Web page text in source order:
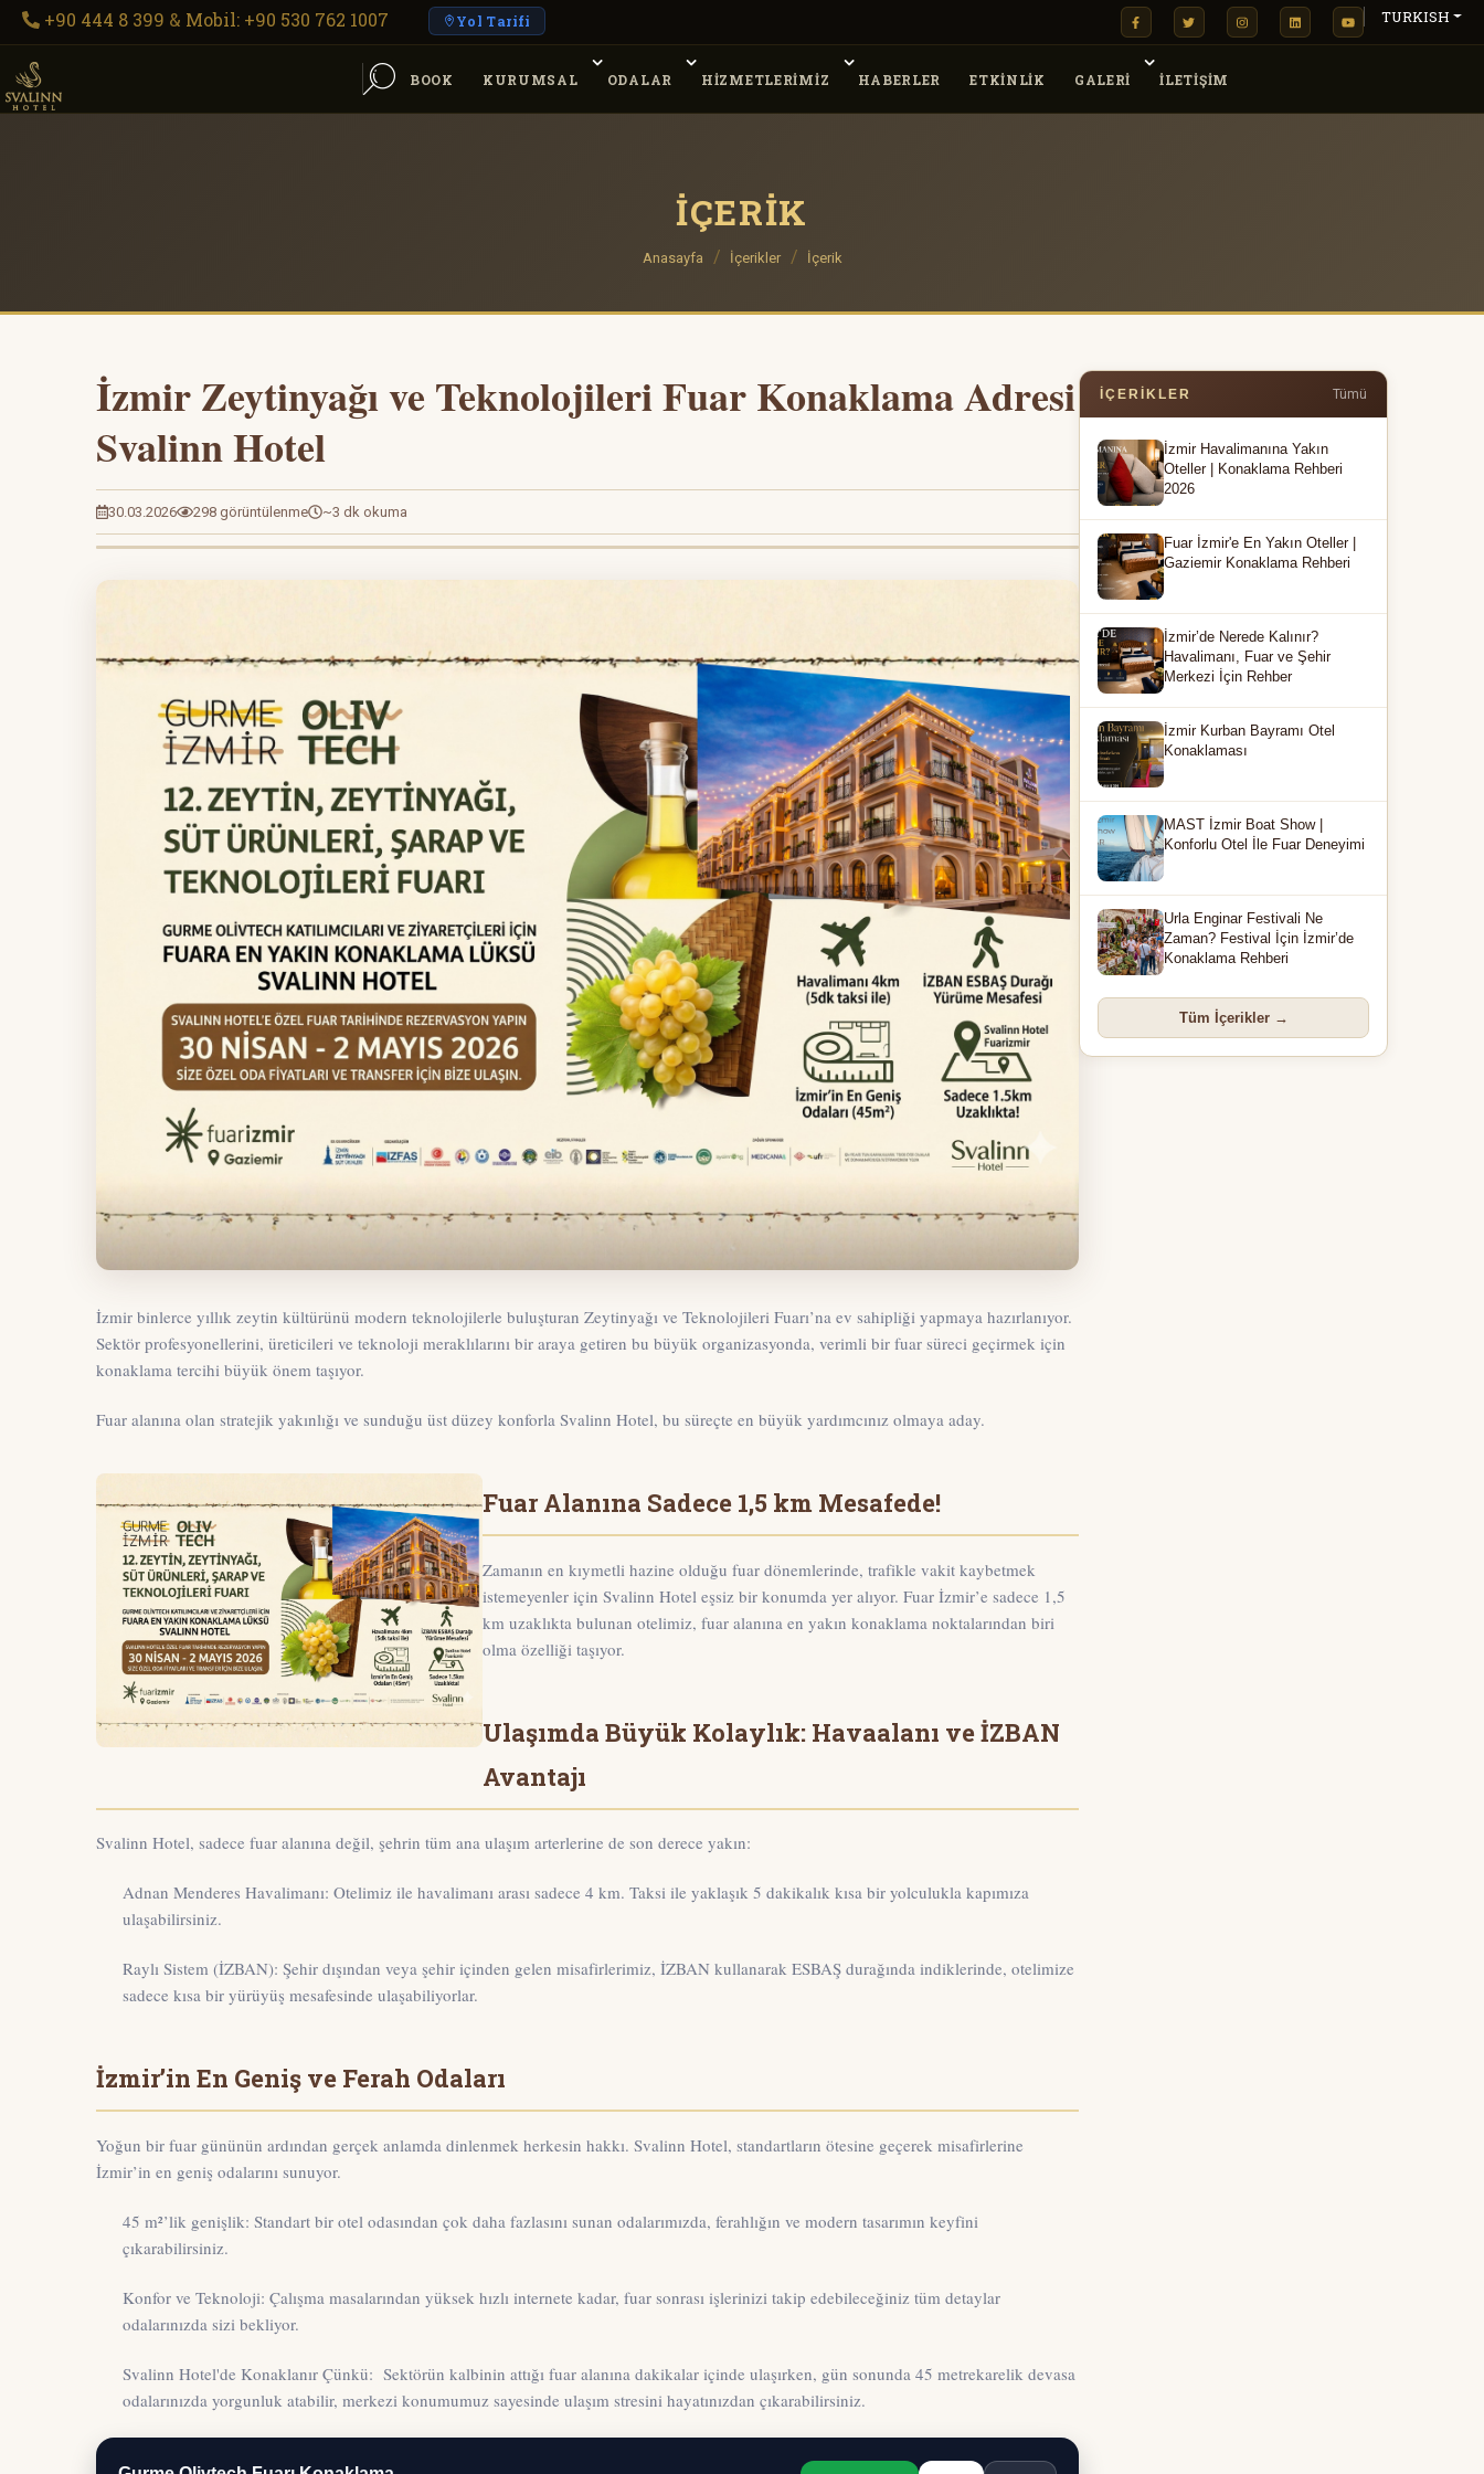
+90 444 8 399 & Mobil: +90 530 762 1007 TURKISH
Yol Tarifi
BOOK KURUMSAL ODALAR HİZMETLERİMİZ HABERLER ETKINLIK GALERİ İLETİŞİM
İÇERIK
Anasayfa İçerikler İçerik
İzmir Zeytinyağı ve Teknolojileri Fuar Konaklama Adresi
Svalinn Hotel
30.03.2026 298 görüntülenme ~3 dk okuma
İzmir binlerce yıllık zeytin kültürünü modern teknolojilerle buluşturan Zeytinyağı ve Teknolojileri Fuarı’na ev sahipliği yapmaya hazırlanıyor.
Sektör profesyonellerini, üreticileri ve teknoloji meraklılarını bir araya getiren bu büyük organizasyonda, verimli bir fuar süreci geçirmek için
konaklama tercihi büyük önem taşıyor.
Fuar alanına olan stratejik yakınlığı ve sunduğu üst düzey konforla Svalinn Hotel, bu süreçte en büyük yardımcınız olmaya aday.
Fuar Alanına Sadece 1,5 km Mesafede!
Zamanın en kıymetli hazine olduğu fuar dönemlerinde, trafikle vakit kaybetmek
istemeyenler için Svalinn Hotel eşsiz bir konumda yer alıyor. Fuar İzmir’e sadece 1,5
km uzaklıkta bulunan otelimiz, fuar alanına en yakın konaklama noktalarından biri
olma özelliği taşıyor.
Ulaşımda Büyük Kolaylık: Havaalanı ve İZBAN
Avantajı
Svalinn Hotel, sadece fuar alanına değil, şehrin tüm ana ulaşım arterlerine de son derece yakın:
Adnan Menderes Havalimanı: Otelimiz ile havalimanı arası sadece 4 km. Taksi ile yaklaşık 5 dakikalık kısa bir yolculukla kapımıza
ulaşabilirsiniz.
Raylı Sistem (İZBAN): Şehir dışından veya şehir içinden gelen misafirlerimiz, İZBAN kullanarak ESBAŞ durağında indiklerinde, otelimize
sadece kısa bir yürüyüş mesafesinde ulaşabiliyorlar.
İzmir’in En Geniş ve Ferah Odaları
Yoğun bir fuar gününün ardından gerçek anlamda dinlenmek herkesin hakkı. Svalinn Hotel, standartların ötesine geçerek misafirlerine
İzmir’in en geniş odalarını sunuyor.
45 m²’lik genişlik: Standart bir otel odasından çok daha fazlasını sunan odalarımızda, ferahlığın ve modern tasarımın keyfini
çıkarabilirsiniz.
Konfor ve Teknoloji: Çalışma masalarından yüksek hızlı internete kadar, fuar sonrası işlerinizi takip edebileceğiniz tüm detaylar
odalarınızda sizi bekliyor.
Svalinn Hotel'de Konaklanır Çünkü: Sektörün kalbinin attığı fuar alanına dakikalar içinde ulaşırken, gün sonunda 45 metrekarelik devasa
odalarınızda yorgunluk atabilir, merkezi konumumuz sayesinde ulaşım stresini hayatınızdan çıkarabilirsiniz.
İÇERIKLER Tümü
İzmir Havalimanına Yakın
Oteller | Konaklama Rehberi
2026
Fuar İzmir'e En Yakın Oteller |
Gaziemir Konaklama Rehberi
İzmir’de Nerede Kalınır?
Havalimanı, Fuar ve Şehir
Merkezi İçin Rehber
İzmir Kurban Bayramı Otel
Konaklaması
MAST İzmir Boat Show |
Konforlu Otel İle Fuar Deneyimi
Urla Enginar Festivali Ne
Zaman? Festival İçin İzmir’de
Konaklama Rehberi
Tüm İçerikler →